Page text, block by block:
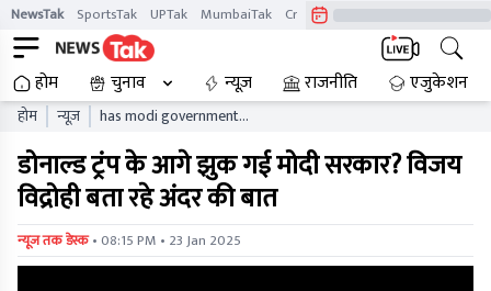
NewsTak SportsTak UPTak MumbaiTak CrimeTak
होम चुनाव न्यूज़ राजनीति एजुकेशन
होम न्यूज़
has modi government
trump vijay vidrohi tells
inside story
डोनाल्ड ट्रंप के आगे झुक गई मोदी सरकार? विजय
विद्रोही बता रहे अंदर की बात
न्यूज तक डेस्क • 08:15 PM • 23 Jan 2025